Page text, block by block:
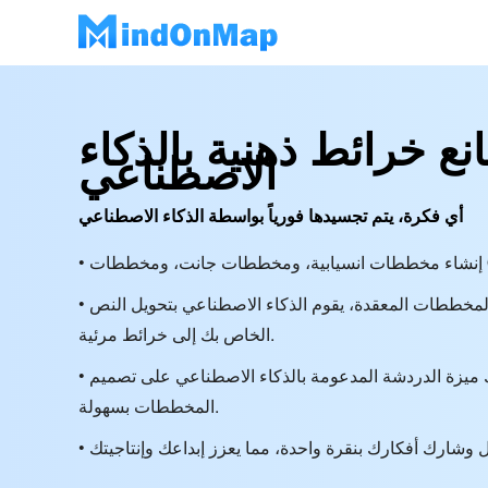
خرائط ذهنية بالذكاء
الاصطناعي
أي فكرة، يتم تجسيدها فورياً بواسطة الذكاء الاصطناعي
• من الملاحظات البسيطة إلى المخططات المعقدة، يقوم الذكاء الاصطناعي بتحويل النص
الخاص بك إلى خرائط مرئية.
• تحكم في سير عملك: تساعدك ميزة الدردشة المدعومة بالذكاء الاصطناعي على تصميم
المخططات بسهولة.